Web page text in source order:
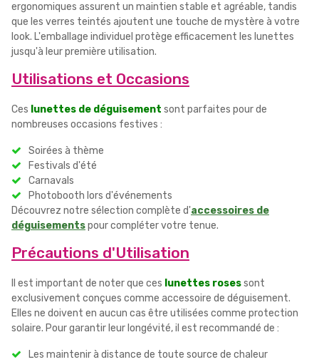
ergonomiques assurent un maintien stable et agréable, tandis
que les verres teintés ajoutent une touche de mystère à votre
look. L'emballage individuel protège efficacement les lunettes
jusqu'à leur première utilisation.
Utilisations et Occasions
Ces lunettes de déguisement sont parfaites pour de
nombreuses occasions festives :
Soirées à thème
Festivals d'été
Carnavals
Photobooth lors d'événements
Découvrez notre sélection complète d'accessoires de
déguisementspour compléter votre tenue.
Précautions d'Utilisation
Il est important de noter que ces lunettes rosessont
exclusivement conçues comme accessoire de déguisement.
Elles ne doivent en aucun cas être utilisées comme protection
solaire. Pour garantir leur longévité, il est recommandé de :
Les maintenir à distance de toute source de chaleur